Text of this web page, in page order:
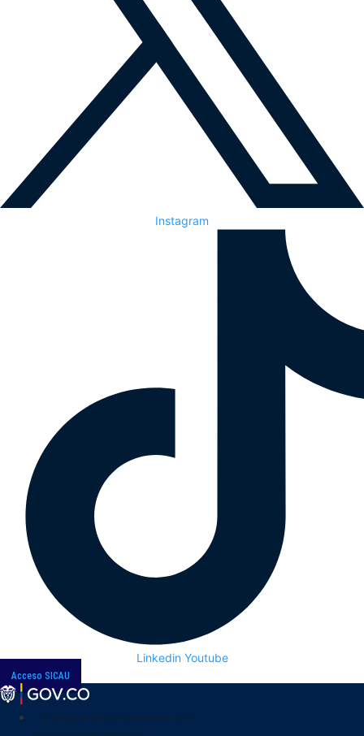
Instagram
Linkedin Youtube
Acceso SICAU